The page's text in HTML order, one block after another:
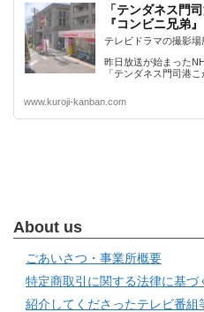
「テンダネス門
『コンビニ兄弟』
テレビドラマの撮影場
昨日放送が始まった
「テンダネス門司港
www.kuroji-kanban.com
About us
ごあいさつ・事業所概要
特定商取引に関する法律に基づ
紹介してくださったテレビ番組